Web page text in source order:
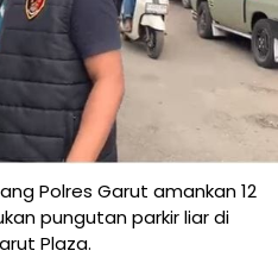
Polres Garut amankan 12
pungutan parkir liar di
Plaza.